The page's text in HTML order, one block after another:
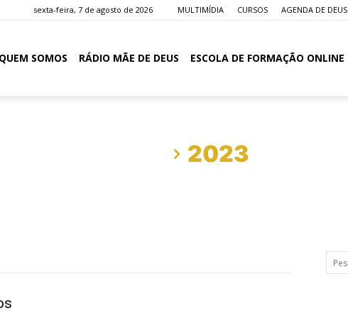
sexta-feira, 7 de agosto de 2026 MULTIMÍDIA CURSOS AGENDA DE DEUS
QUEM SOMOS RÁDIO MÃE DE DEUS ESCOLA DE FORMAÇÃO ONLINE
2023